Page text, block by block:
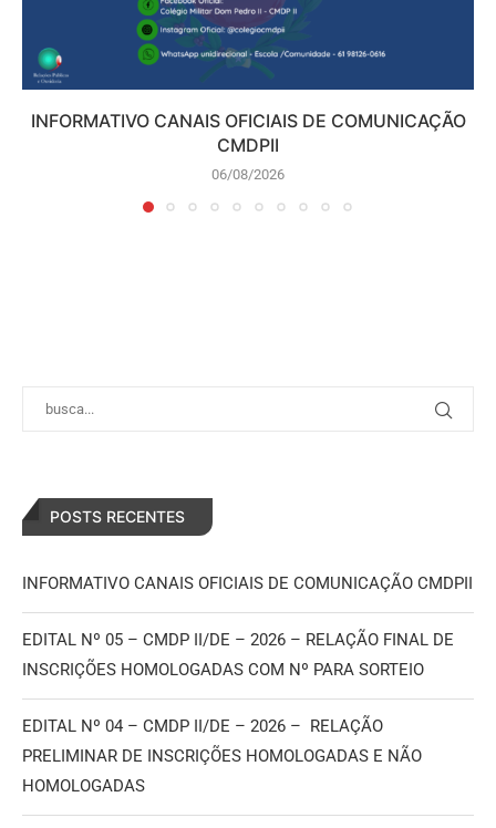
INFORMATIVO CANAIS OFICIAIS DE COMUNICAÇÃO
CMDPII
06/08/2026
POSTS RECENTES
INFORMATIVO CANAIS OFICIAIS DE COMUNICAÇÃO CMDPII
EDITAL Nº 05 – CMDP II/DE – 2026 – RELAÇÃO FINAL DE
INSCRIÇÕES HOMOLOGADAS COM Nº PARA SORTEIO
EDITAL Nº 04 – CMDP II/DE – 2026 – RELAÇÃO
PRELIMINAR DE INSCRIÇÕES HOMOLOGADAS E NÃO
HOMOLOGADAS